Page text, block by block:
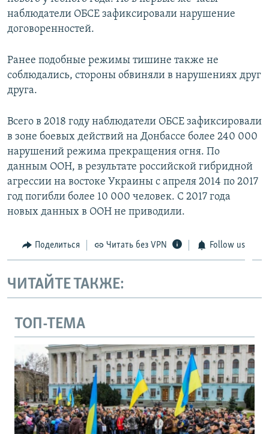
наблюдатели ОБСЕ зафиксировали нарушение
договоренностей.
Ранее подобные режимы тишине также не
соблюдались, стороны обвиняли в нарушениях друг
друга.
Всего в 2018 году наблюдатели ОБСЕ зафиксировали
в зоне боевых действий на Донбассе более 240 000
нарушений режима прекращения огня. По
данным ООН, в результате российской гибридной
агрессии на востоке Украины с апреля 2014 по 2017
год погибли более 10 000 человек. С 2017 года
новых данных в ООН не приводили.
Поделиться Читать без VPN Follow us
ЧИТАЙТЕ ТАКЖЕ:
ТОП-ТЕМА